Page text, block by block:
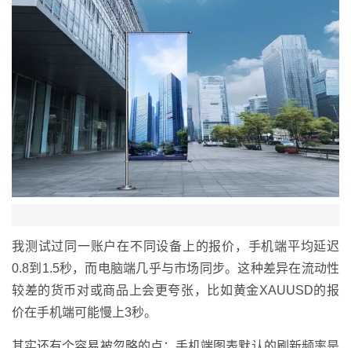
我测试过同一账户在不同设备上的报价，手机端平均延迟
0.8到1.5秒，而电脑端几乎与市场同步。这种差异在流动性
较差的货币对或商品上会更夸张，比如黄金XAUUSD的报
价在手机端可能慢上3秒。